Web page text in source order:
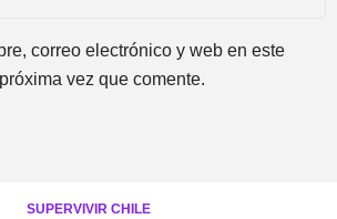
correo electrónico y web en este
vez que comente.
SUPERVIVIR CHILE